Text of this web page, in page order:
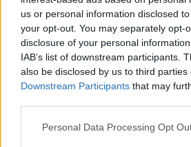
us or personal information disclosed
your opt-out. You may separately opt-
disclosure of your personal
IAB’s list of downstream participants.
also be disclosed by us to third parties
Downstream Participants that may
Personal Data Processing Opt
kapcsolatokra, a lakossági
kommunikációra és a
összpontosít.
A hivatal napi operatív